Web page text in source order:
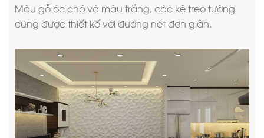
Màu gỗ óc chó và màu trắng, các kệ treo tường
cũng được thiết kế với đường nét đơn giản.